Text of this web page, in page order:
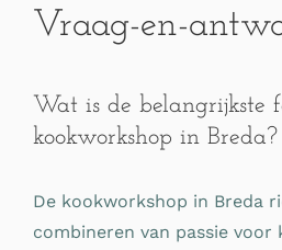
Vraag-en-
Wat is de belangrijkste
kookworkshop in Breda?
De kookworkshop in Breda
combineren van passie